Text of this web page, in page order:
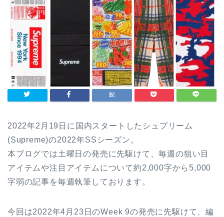
2022年2月19日に国内スタートしたシュプリーム
(Supreme)の2022年SSシーズン。
本ブログでは土曜日の発売に先駆けて、毎週の狙い目
アイテムや注目アイテムについて約2,000字から5,000
字弱の記事を毎週執筆しております。
今回は2022年4月23日のWeek 9の発売に先駆けて、編